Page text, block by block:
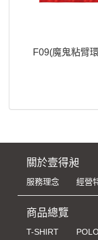
F09(魔鬼粘臂
關於壹得昶
服務理念 經營
商品總覽
T-SHIRT